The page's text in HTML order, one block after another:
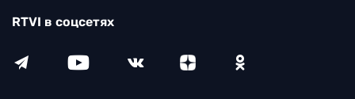
RTVI в соцсетях